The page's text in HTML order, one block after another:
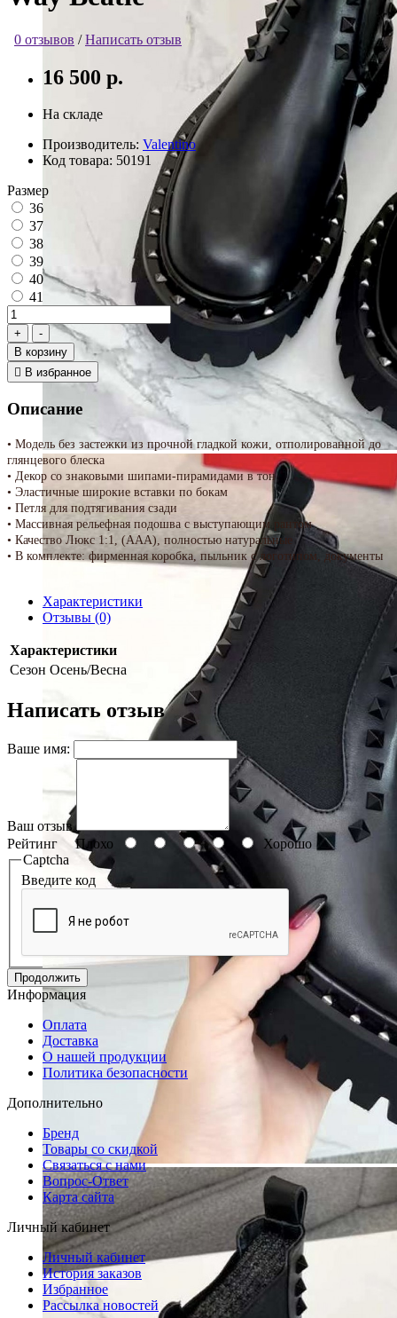
0 отзывов /Написать отзыв
16 500 р.
На складе
Производитель: Valentino
Код товара: 50191
Размер
36
37
38
39
40
41
В корзину
В избранное
Описание
• Модель без застежки из прочной гладкой кожи, отполированной до
глянцевого блеска
• Декор со знаковыми шипами-пирамидами в тон
• Эластичные широкие вставки по бокам
• Петля для подтягивания сзади
• Массивная рельефная подошва с выступающим рантом
• Качество Люкс 1:1, (ААА), полностью натуральные
• В комплекте: фирменная коробка, пыльник с логотипом, документы
Характеристики
Отзывы (0)
Характеристики
Сезон Осень/Весна
Написать отзыв
Ваше имя:
Ваш отзыв
Рейтинг Плохо
Хорошо
Captcha
Введите код
Продолжить
Информация
Оплата
Доставка
О нашей продукции
Политика безопасности
Дополнительно
Бренд
Товары со скидкой
Связаться с нами
Вопрос-Ответ
Карта сайта
Личный кабинет
Личный кабинет
История заказов
Избранное
Рассылка новостей